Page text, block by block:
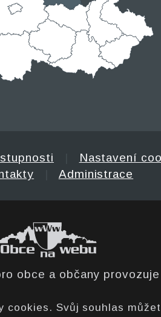
Nastavení
Administrace
obce a občany
cookies. Svůj souhlas